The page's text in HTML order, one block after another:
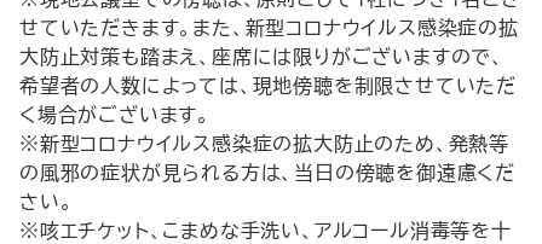
せていただきます。また、新型コロナウイルス感染症の拡
大防止対策も踏まえ、座席には限りがございますので、
希望者の人数によっては、現地傍聴を制限させていただ
く場合がございます。
※新型コロナウイルス感染症の拡大防止のため、発熱等
の風邪の症状が見られる方は、当日の傍聴を御遠慮くだ
さい。
※咳エチケット、こまめな手洗い、アルコール消毒等を十